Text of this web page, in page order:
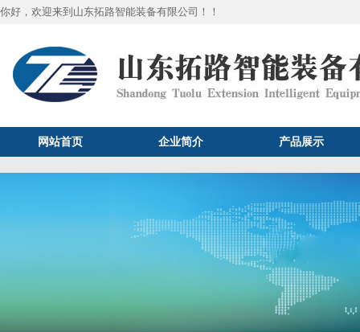
你好，欢迎来到山东拓路智能装备有限公司！！
网站首页 企业简介 产品展示